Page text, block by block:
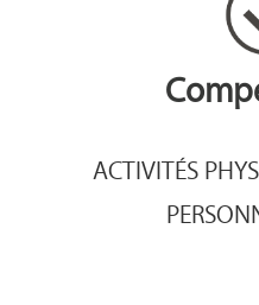
ACTIVITÉS